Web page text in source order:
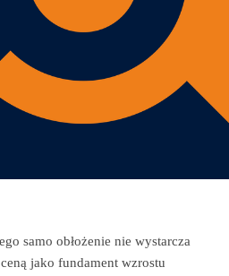
samo obłożenie nie wystarcza
jako fundament wzrostu